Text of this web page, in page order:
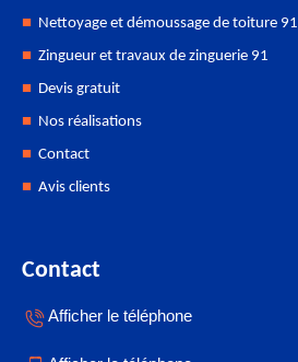
Nettoyage et démoussage de toiture 91
Zingueur et travaux de zinguerie 91
Devis gratuit
Nos réalisations
Contact
Avis clients
Contact
Afficher le téléphone